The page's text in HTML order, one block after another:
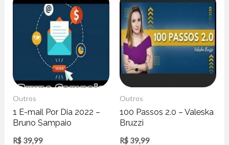
Outros
1 E-mail Por Dia 2022 –
Bruno Sampaio
R$ 39,99
Outros
100 Passos 2.0 – Valeska
Bruzzi
R$ 39,99